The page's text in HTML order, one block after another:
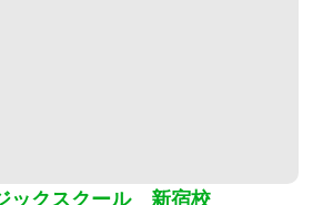
ックスクール 新宿校